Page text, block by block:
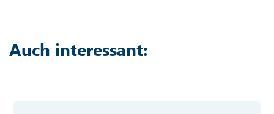
Auch interessant: